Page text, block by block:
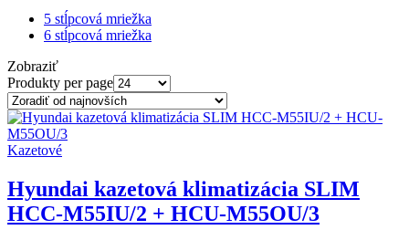
5 stĺpcová mriežka
6 stĺpcová mriežka
Zobraziť
Produkty per page
Kazetové
Hyundai kazetová klimatizácia SLIM
HCC-M55IU/2 + HCU-M55OU/3